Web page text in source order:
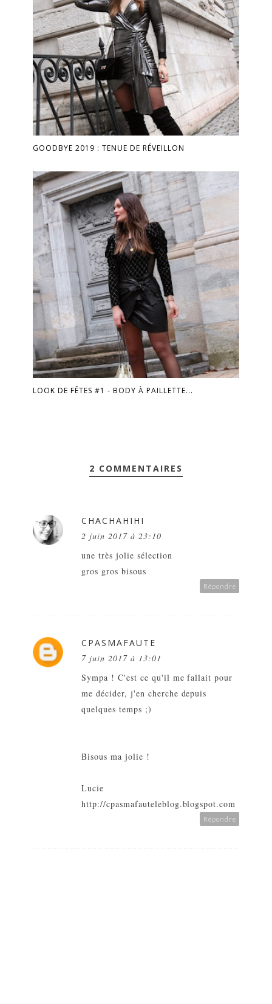
GOODBYE 2019 : TENUE DE RÉVEILLON
LOOK DE FÊTES #1 - BODY À PAILLETTE...
2 COMMENTAIRES
CHACHAHIHI
2 juin 2017 à 23:10
une très jolie sélection
gros gros bisous
Répondre
CPASMAFAUTE
7 juin 2017 à 13:01
Sympa ! C'est ce qu'il me fallait pour
me décider, j'en cherche depuis
quelques temps ;)
Bisous ma jolie !
Lucie
http://cpasmafauteleblog.blogspot.com
Répondre